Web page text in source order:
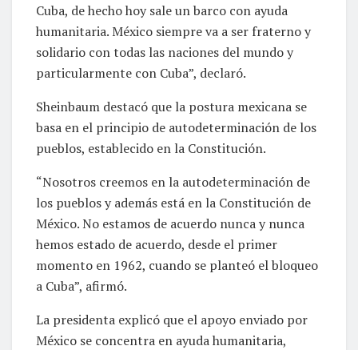
Cuba, de hecho hoy sale un barco con ayuda
humanitaria. México siempre va a ser fraterno y
solidario con todas las naciones del mundo y
particularmente con Cuba”, declaró.
Sheinbaum destacó que la postura mexicana se
basa en el principio de autodeterminación de los
pueblos, establecido en la Constitución.
“Nosotros creemos en la autodeterminación de
los pueblos y además está en la Constitución de
México. No estamos de acuerdo nunca y nunca
hemos estado de acuerdo, desde el primer
momento en 1962, cuando se planteó el bloqueo
a Cuba”, afirmó.
La presidenta explicó que el apoyo enviado por
México se concentra en ayuda humanitaria,